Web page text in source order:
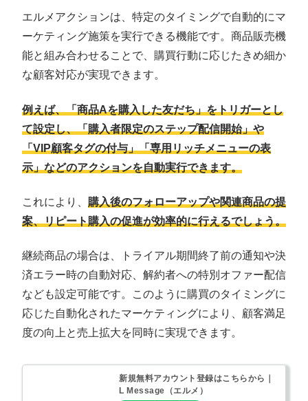
エルメアクションは、特定のタイミングで自動的にマ
ーケティング施策を実行できる機能です。商品販売機
能と組み合わせることで、購買行動に応じたきめ細か
な顧客対応が実現できます。
例えば、「商品Aを購入した友だち」をトリガーとし
て設定し、「購入者限定のステップ配信開始」や
「VIP顧客タグの付与」「専用リッチメニューの表
示」などのアクションを自動実行できます。
これにより、 購入後のフォローアップや関連商品の提
案、リピート購入の促進が効率的に行えるでしょう。
継続商品の場合は、トライアル期間終了前の通知や決
済エラー時の自動対応、解約者への特別オファー配信
なども設定可能です。このように購買のタイミングに
応じた自動化されたマーケティングにより、顧客満足
度の向上と売上拡大を同時に実現できます。
新規無料アカウント登録はこちらから｜
L Message（エルメ）